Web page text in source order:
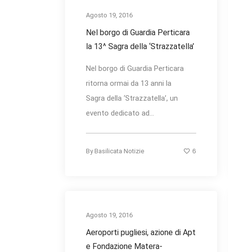
Agosto 19, 2016
Nel borgo di Guardia Perticara
la 13^ Sagra della ‘Strazzatella’
Nel borgo di Guardia Perticara
ritorna ormai da 13 anni la
Sagra della ‘Strazzatella’, un
evento dedicato ad...
By Basilicata Notizie 6
Agosto 19, 2016
Aeroporti pugliesi, azione di Apt
e Fondazione Matera-